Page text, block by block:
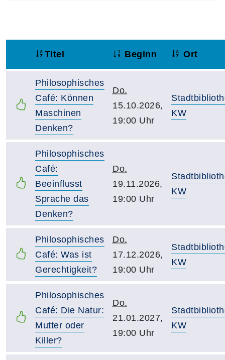
Titel Beginn Ort
Philosophisches
Café: Können
Maschinen
Denken?
Do.
15.10.2026,
19:00 Uhr
KW
Philosophisches
Café:
Beeinflusst
Sprache das
Denken?
Do.
19.11.2026,
19:00 Uhr
KW
Philosophisches
Café: Was ist
Gerechtigkeit?
Do.
17.12.2026,
19:00 Uhr
KW
Philosophisches
Café: Die Natur:
Mutter oder
Killer?
Do.
21.01.2027,
19:00 Uhr
KW